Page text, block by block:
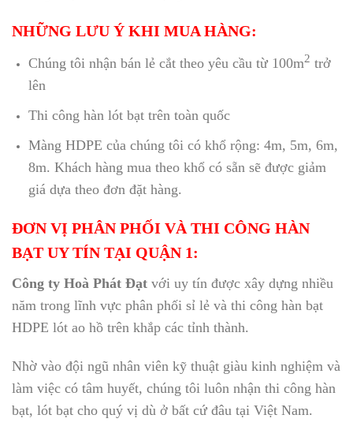
NHỮNG LƯU Ý KHI MUA HÀNG:
Chúng tôi nhận bán lẻ cắt theo yêu cầu từ 100m2 trở
lên
Thi công hàn lót bạt trên toàn quốc
Màng HDPE của chúng tôi có khổ rộng: 4m, 5m, 6m,
8m. Khách hàng mua theo khổ có sẵn sẽ được giảm
giá dựa theo đơn đặt hàng.
ĐƠN VỊ PHÂN PHỐI VÀ THI CÔNG HÀN
BẠT UY TÍN TẠI QUẬN 1:
Công ty Hoà Phát Đạt với uy tín được xây dựng nhiều
năm trong lĩnh vực phân phối sỉ lẻ và thi công hàn bạt
HDPE lót ao hồ trên khắp các tỉnh thành.
Nhờ vào đội ngũ nhân viên kỹ thuật giàu kinh nghiệm và
làm việc có tâm huyết, chúng tôi luôn nhận thi công hàn
bạt, lót bạt cho quý vị dù ở bất cứ đâu tại Việt Nam.